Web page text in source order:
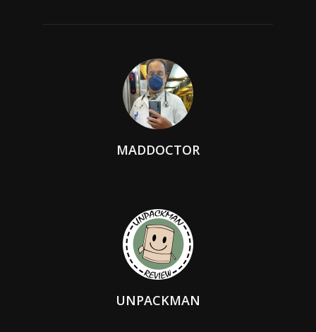
MADDOCTOR
UNPACKMAN